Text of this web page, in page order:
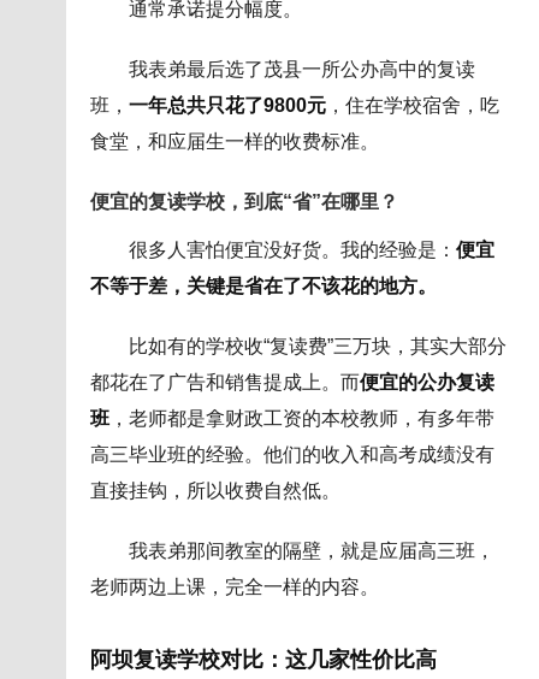
通常承诺提分幅度。
我表弟最后选了茂县一所公办高中的复读
班， 一年总共只花了9800元，住在学校宿舍，吃
食堂，和应届生一样的收费标准。
便宜的复读学校，到底“省”在哪里？
很多人害怕便宜没好货。我的经验是： 便宜
不等于差，关键是省在了不该花的地方。
比如有的学校收“复读费”三万块，其实大部分
都花在了广告和销售提成上。而便宜的公办复读
班，老师都是拿财政工资的本校教师，有多年带
高三毕业班的经验。他们的收入和高考成绩没有
直接挂钩，所以收费自然低。
我表弟那间教室的隔壁，就是应届高三班，
老师两边上课，完全一样的内容。
阿坝复读学校对比：这几家性价比高